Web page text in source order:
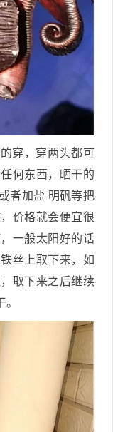
穿，穿两头都可
何东西，晒干的
者加盐 明矾等把
价格就会便宜很
一般太阳好的话
丝上取下来，如
取下来之后继续